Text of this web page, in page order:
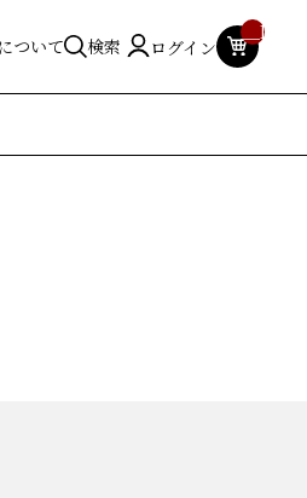
ついて 検索 ログイン